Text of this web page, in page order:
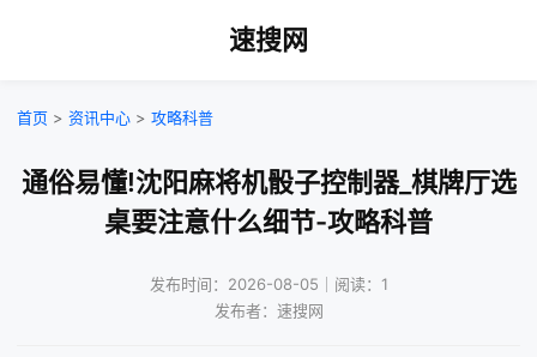
速搜网
首页 > 资讯中心 > 攻略科普
通俗易懂!沈阳麻将机骰子控制器_棋牌厅选
桌要注意什么细节-攻略科普
发布时间：2026-08-05｜阅读：1
发布者：速搜网